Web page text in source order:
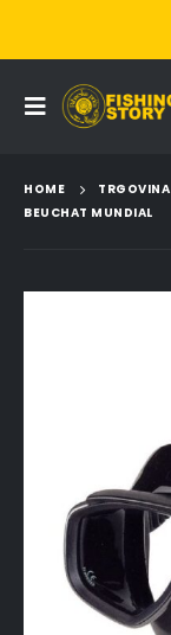
HOME TRGOVINA
BEUCHAT MUNDIAL